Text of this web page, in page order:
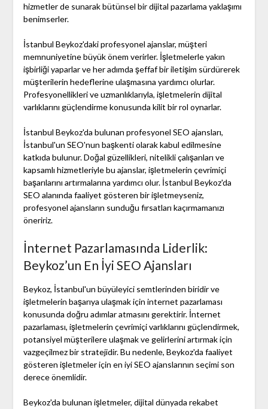
hizmetler de sunarak bütünsel bir dijital pazarlama yaklaşımı
benimserler.
İstanbul Beykoz'daki profesyonel ajanslar, müşteri
memnuniyetine büyük önem verirler. İşletmelerle yakın
işbirliği yaparlar ve her adımda şeffaf bir iletişim sürdürerek
müşterilerin hedeflerine ulaşmasına yardımcı olurlar.
Profesyonellikleri ve uzmanlıklarıyla, işletmelerin dijital
varlıklarını güçlendirme konusunda kilit bir rol oynarlar.
İstanbul Beykoz'da bulunan profesyonel SEO ajansları,
İstanbul'un SEO'nun başkenti olarak kabul edilmesine
katkıda bulunur. Doğal güzellikleri, nitelikli çalışanları ve
kapsamlı hizmetleriyle bu ajanslar, işletmelerin çevrimiçi
başarılarını artırmalarına yardımcı olur. İstanbul Beykoz'da
SEO alanında faaliyet gösteren bir işletmeyseniz,
profesyonel ajansların sunduğu fırsatları kaçırmamanızı
öneririz.
İnternet Pazarlamasında Liderlik:
Beykoz’un En İyi SEO Ajansları
Beykoz, İstanbul'un büyüleyici semtlerinden biridir ve
işletmelerin başarıya ulaşmak için internet pazarlaması
konusunda doğru adımlar atmasını gerektirir. İnternet
pazarlaması, işletmelerin çevrimiçi varlıklarını güçlendirmek,
potansiyel müşterilere ulaşmak ve gelirlerini artırmak için
vazgeçilmez bir stratejidir. Bu nedenle, Beykoz'da faaliyet
gösteren işletmeler için en iyi SEO ajanslarının seçimi son
derece önemlidir.
Beykoz'da bulunan işletmeler, dijital dünyada rekabet